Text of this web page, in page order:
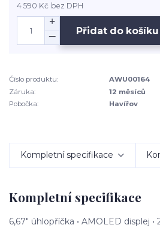
4 590 Kč bez DPH
Přidat do košíku
Číslo produktu:
AWU00164
Záruka:
12 měsíců
Pobočka:
Havířov
Kompletní specifikace
Kompletní specifikace
6,67" úhlopříčka • AMOLED displej •